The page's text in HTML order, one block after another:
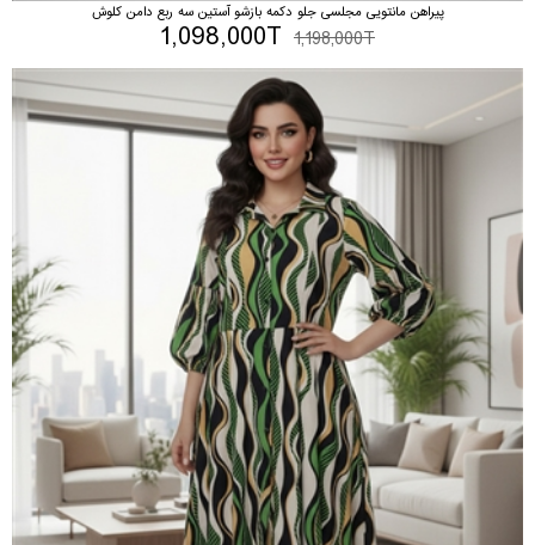
پیراهن مانتویی مجلسی جلو دکمه بازشو آستین سه ربع دامن کلوش
1,198,000T
1,098,000T